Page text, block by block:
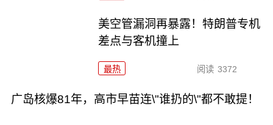
美空管漏洞再暴露！特朗普专机
差点与客机撞上
最热 阅读 3372
广岛核爆81年，高市早苗连\"谁扔的\"都不敢提！